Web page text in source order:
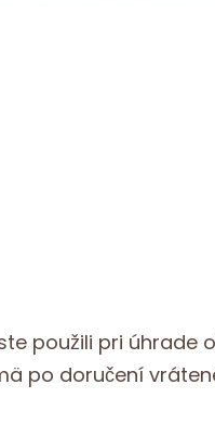
použili pri úhrade
po doručení